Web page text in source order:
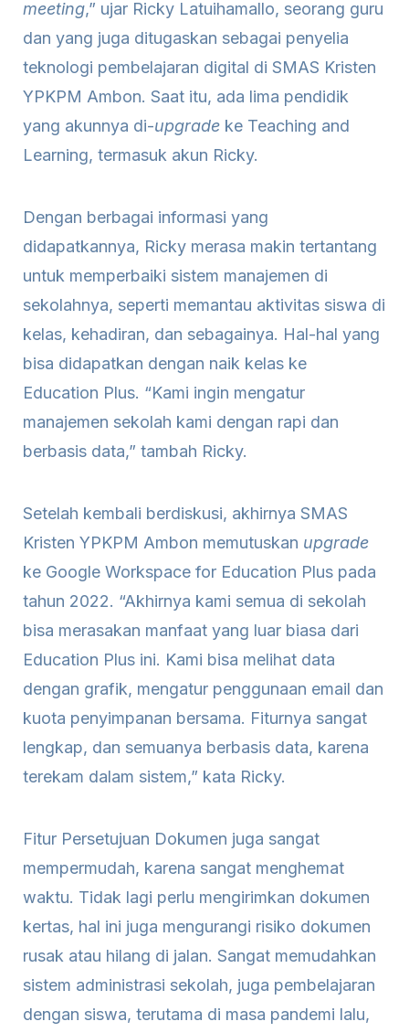
meeting,” ujar Ricky Latuihamallo, seorang guru
dan yang juga ditugaskan sebagai penyelia
teknologi pembelajaran digital di SMAS Kristen
YPKPM Ambon. Saat itu, ada lima pendidik
yang akunnya di-upgrade ke Teaching and
Learning, termasuk akun Ricky.
Dengan berbagai informasi yang
didapatkannya, Ricky merasa makin tertantang
untuk memperbaiki sistem manajemen di
sekolahnya, seperti memantau aktivitas siswa di
kelas, kehadiran, dan sebagainya. Hal-hal yang
bisa didapatkan dengan naik kelas ke
Education Plus. “Kami ingin mengatur
manajemen sekolah kami dengan rapi dan
berbasis data,” tambah Ricky.
Setelah kembali berdiskusi, akhirnya SMAS
Kristen YPKPM Ambon memutuskan upgrade
ke Google Workspace for Education Plus pada
tahun 2022. “Akhirnya kami semua di sekolah
bisa merasakan manfaat yang luar biasa dari
Education Plus ini. Kami bisa melihat data
dengan grafik, mengatur penggunaan email dan
kuota penyimpanan bersama. Fiturnya sangat
lengkap, dan semuanya berbasis data, karena
terekam dalam sistem,” kata Ricky.
Fitur Persetujuan Dokumen juga sangat
mempermudah, karena sangat menghemat
waktu. Tidak lagi perlu mengirimkan dokumen
kertas, hal ini juga mengurangi risiko dokumen
rusak atau hilang di jalan. Sangat memudahkan
sistem administrasi sekolah, juga pembelajaran
dengan siswa, terutama di masa pandemi lalu,